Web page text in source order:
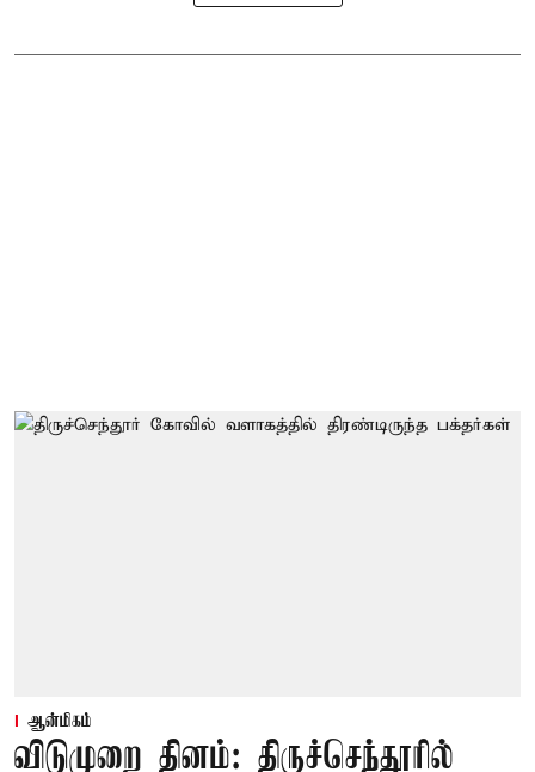
ஆன்மிகம்
விடுமுறை தினம்: திருச்செந்தூரில்